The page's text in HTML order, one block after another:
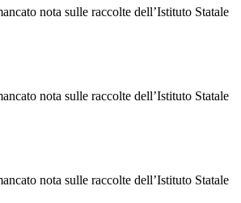
nota sulle raccolte dell’Istituto Statale
nota sulle raccolte dell’Istituto Statale
nota sulle raccolte dell’Istituto Statale